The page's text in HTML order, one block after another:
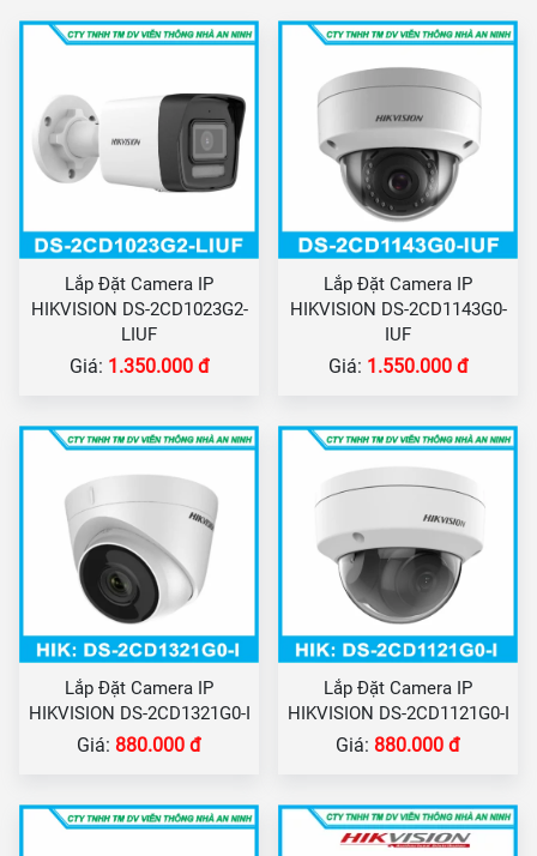
Lắp Đặt Camera IP
HIKVISION DS-2CD1023G2-
LIUF
Giá: 1.350.000 đ
Lắp Đặt Camera IP
HIKVISION DS-2CD1143G0-
IUF
Giá: 1.550.000 đ
Lắp Đặt Camera IP
HIKVISION DS-2CD1321G0-I
Giá: 880.000 đ
Lắp Đặt Camera IP
HIKVISION DS-2CD1121G0-I
Giá: 880.000 đ